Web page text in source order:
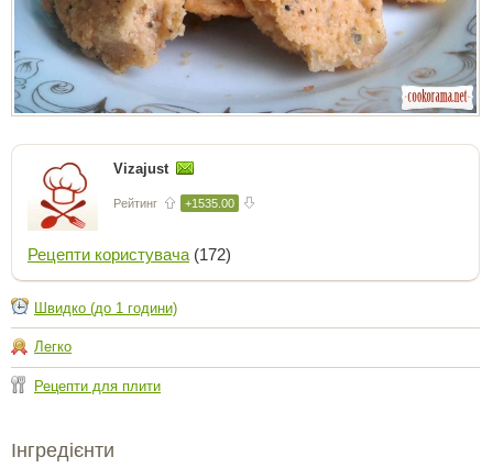
Vizajust
Рейтинг +1535.00
Рецепти користувача (172)
Швидко (до 1 години)
Легко
Рецепти для плити
Інгредієнти